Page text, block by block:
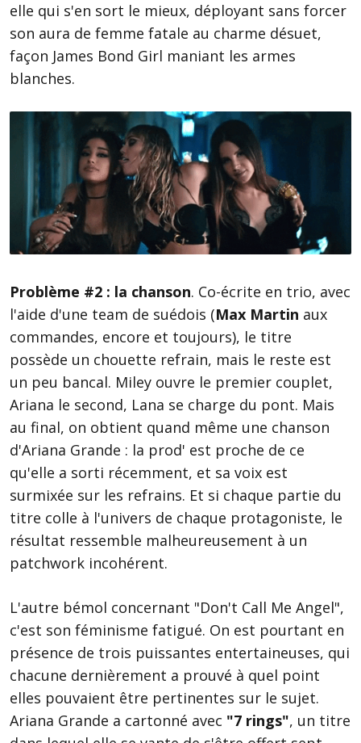
elle qui s'en sort le mieux, déployant sans forcer
son aura de femme fatale au charme désuet,
façon James Bond Girl maniant les armes
blanches.
Problème #2 : la chanson. Co-écrite en trio, avec
l'aide d'une team de suédois (Max Martin aux
commandes, encore et toujours), le titre
possède un chouette refrain, mais le reste est
un peu bancal. Miley ouvre le premier couplet,
Ariana le second, Lana se charge du pont. Mais
au final, on obtient quand même une chanson
d'Ariana Grande : la prod' est proche de ce
qu'elle a sorti récemment, et sa voix est
surmixée sur les refrains. Et si chaque partie du
titre colle à l'univers de chaque protagoniste, le
résultat ressemble malheureusement à un
patchwork incohérent.
L'autre bémol concernant "Don't Call Me Angel",
c'est son féminisme fatigué. On est pourtant en
présence de trois puissantes entertaineuses, qui
chacune dernièrement a prouvé à quel point
elles pouvaient être pertinentes sur le sujet.
Ariana Grande a cartonné avec "7 rings", un titre